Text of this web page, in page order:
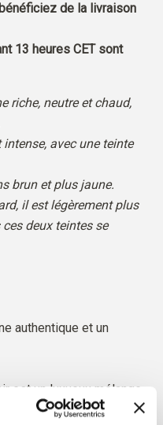
de la livraison
13 heures CET sont
riche, neutre et chaud,
avec une teinte
brun et plus jaune.
il est légèrement plus
deux teintes se
authentique et un
est un luxueux mélange